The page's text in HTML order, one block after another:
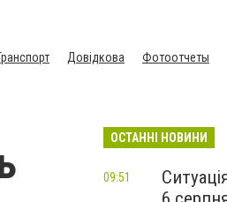
Довідкова Фотоотчеты
ОСТАННІ НОВИНИ
09:51